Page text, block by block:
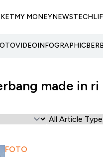
MY MONEYNEWSTECH
VIDEOINFOGRAPHIC
made in ri
FOTO